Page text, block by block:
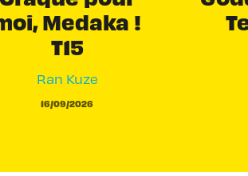
Medaka !
T15
Ran Kuze
16/09/2026